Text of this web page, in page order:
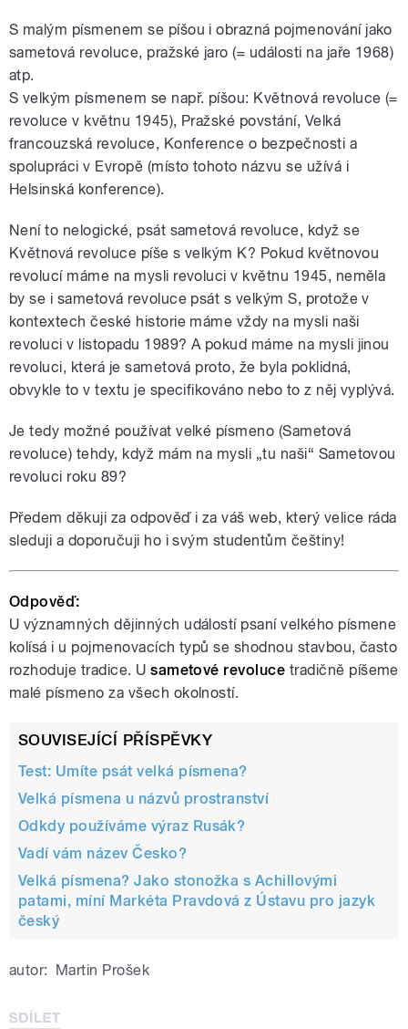
S malým písmenem se píšou i obrazná pojmenování jako
sametová revoluce, pražské jaro (= události na jaře 1968)
atp.
S velkým písmenem se např. píšou: Květnová revoluce (=
revoluce v květnu 1945), Pražské povstání, Velká
francouzská revoluce, Konference o bezpečnosti a
spolupráci v Evropě (místo tohoto názvu se užívá i
Helsinská konference).
Není to nelogické, psát sametová revoluce, když se
Květnová revoluce píše s velkým K? Pokud květnovou
revolucí máme na mysli revoluci v květnu 1945, neměla
by se i sametová revoluce psát s velkým S, protože v
kontextech české historie máme vždy na mysli naši
revoluci v listopadu 1989? A pokud máme na mysli jinou
revoluci, která je sametová proto, že byla poklidná,
obvykle to v textu je specifikováno nebo to z něj vyplývá.
Je tedy možné používat velké písmeno (Sametová
revoluce) tehdy, když mám na mysli „tu naši“ Sametovou
revoluci roku 89?
Předem děkuji za odpověď i za váš web, který velice ráda
sleduji a doporučuji ho i svým studentům češtiny!
Odpověď:
U významných dějinných událostí psaní velkého písmene
kolísá i u pojmenovacích typů se shodnou stavbou, často
rozhoduje tradice. Usametové revoluce tradičně píšeme
malé písmeno za všech okolností.
SOUVISEJÍCÍ PŘÍSPĚVKY
Test: Umíte psát velká písmena?
Velká písmena u názvů prostranství
Odkdy používáme výraz Rusák?
Vadí vám název Česko?
Velká písmena? Jako stonožka s Achillovými
patami, míní Markéta Pravdová z Ústavu pro jazyk
český
autor: Martin Prošek